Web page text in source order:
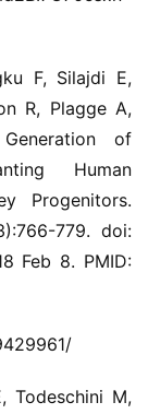
F, Silajdi E,
R, Plagge A,
of
Human
Progenitors.
779. doi:
Feb 8. PMID:
Todeschini M,